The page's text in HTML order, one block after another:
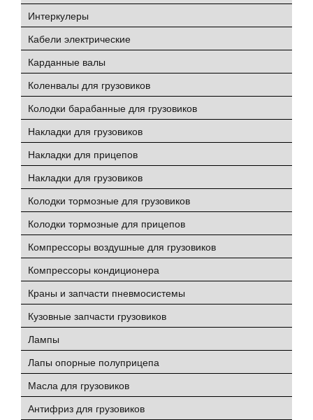
Интеркулеры
Кабели электрические
Карданные валы
Коленвалы для грузовиков
Колодки барабанные для грузовиков
Накладки для грузовиков
Накладки для прицепов
Накладки для грузовиков
Колодки тормозные для грузовиков
Колодки тормозные для прицепов
Компрессоры воздушные для грузовиков
Компрессоры кондиционера
Краны и запчасти пневмосистемы
Кузовные запчасти грузовиков
Лампы
Лапы опорные полуприцепа
Масла для грузовиков
Антифриз для грузовиков